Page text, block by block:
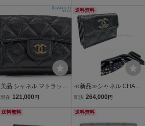
プ ウォレット コンパクト
財布 ブラック AP4720
ト ミニウォレット 三つ折
り財布 ブラック シルバー
金具
美品 シャネル マトラッセ
ココマーク キャビアスキ
ラップ ウォレット 三つ折
現在 121,000 円
送料無料
≪新品≫シャネル CHAN
EL COCOシャネル スモー
布 ココ ブラック 黒 シル
バー金具 AP3827 B15620
即決 264,000 円
送料無料 送料無料